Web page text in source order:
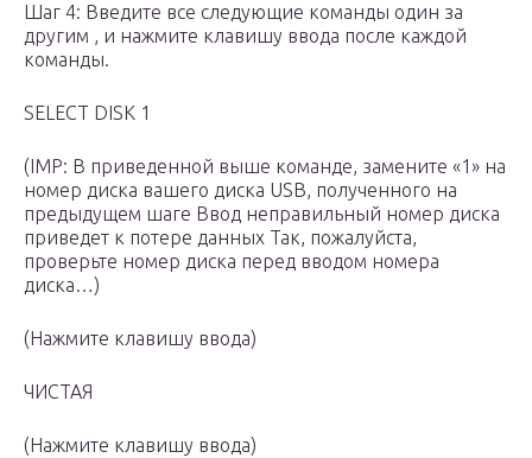
Шаг 4: Введите все следующие команды один за
другим , и нажмите клавишу ввода после каждой
команды.
SELECT DISK 1
(IMP: В приведенной выше команде, замените «1» на
номер диска вашего диска USB, полученного на
предыдущем шаге Ввод неправильный номер диска
приведет к потере данных Так, пожалуйста,
проверьте номер диска перед вводом номера
диска…)
(Нажмите клавишу ввода)
ЧИСТАЯ
(Нажмите клавишу ввода)